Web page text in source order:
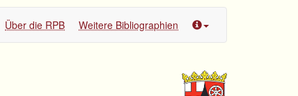
Über die RPB Weitere Bibliographien